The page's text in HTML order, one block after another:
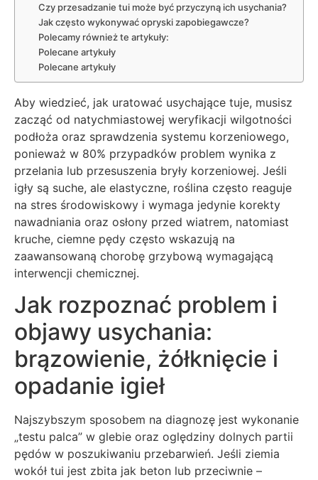
Czy przesadzanie tui może być przyczyną ich usychania?
Jak często wykonywać opryski zapobiegawcze?
Polecamy również te artykuły:
Polecane artykuły
Polecane artykuły
Aby wiedzieć, jak uratować usychające tuje, musisz
zacząć od natychmiastowej weryfikacji wilgotności
podłoża oraz sprawdzenia systemu korzeniowego,
ponieważ w 80% przypadków problem wynika z
przelania lub przesuszenia bryły korzeniowej. Jeśli
igły są suche, ale elastyczne, roślina często reaguje
na stres środowiskowy i wymaga jedynie korekty
nawadniania oraz osłony przed wiatrem, natomiast
kruche, ciemne pędy często wskazują na
zaawansowaną chorobę grzybową wymagającą
interwencji chemicznej.
Jak rozpoznać problem i
objawy usychania:
brązowienie, żółknięcie i
opadanie igieł
Najszybszym sposobem na diagnozę jest wykonanie
„testu palca” w glebie oraz oględziny dolnych partii
pędów w poszukiwaniu przebarwień. Jeśli ziemia
wokół tui jest zbita jak beton lub przeciwnie –